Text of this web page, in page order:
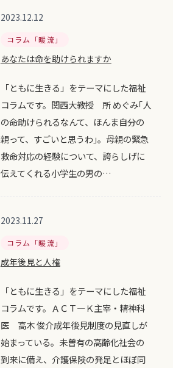
2023.12.12
コラム「暖流」
あなたは命を助けられますか
「ともに生きる」をテーマにした福祉
コラムです。関西大教授 所 めぐみ｢人
の命助けられるなんて、ほんま自分の
親って、すごいと思うわ｣。母親の緊急
救命対応の経験について、誇らしげに
伝えてくれる小学生の男の…
2023.11.27
コラム「暖流」
成年後見と人権
「ともに生きる」をテーマにした福祉
コラムです。ＡＣＴ―Ｋ主宰・精神科
医 高木 俊介成年後見制度の見直しが
始まっている。未曽有の高齢化社会の
到来に備え、介護保険の発足とほぼ同